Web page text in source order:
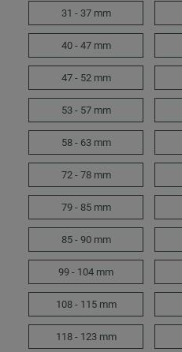
31 - 37 mm
40 - 47 mm
47 - 52 mm
53 - 57 mm
58 - 63 mm
72 - 78 mm
79 - 85 mm
85 - 90 mm
99 - 104 mm
108 - 115 mm
118 - 123 mm